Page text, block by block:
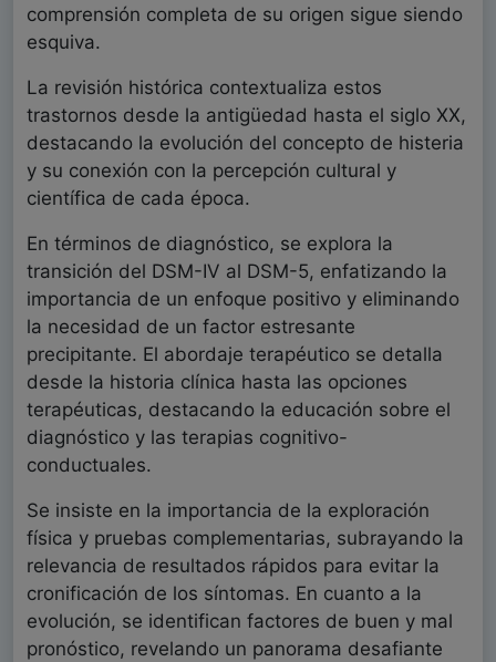
comprensión completa de su origen sigue siendo
esquiva.
La revisión histórica contextualiza estos
trastornos desde la antigüedad hasta el siglo XX,
destacando la evolución del concepto de histeria
y su conexión con la percepción cultural y
científica de cada época.
En términos de diagnóstico, se explora la
transición del DSM-IV al DSM-5, enfatizando la
importancia de un enfoque positivo y eliminando
la necesidad de un factor estresante
precipitante. El abordaje terapéutico se detalla
desde la historia clínica hasta las opciones
terapéuticas, destacando la educación sobre el
diagnóstico y las terapias cognitivo-
conductuales.
Se insiste en la importancia de la exploración
física y pruebas complementarias, subrayando la
relevancia de resultados rápidos para evitar la
cronificación de los síntomas. En cuanto a la
evolución, se identifican factores de buen y mal
pronóstico, revelando un panorama desafiante